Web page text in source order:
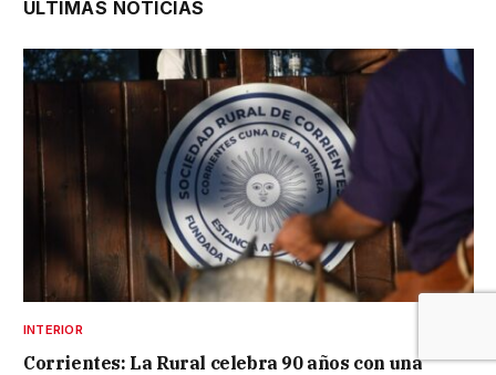
ÚLTIMAS NOTICIAS
INTERIOR
Corrientes: La Rural celebra 90 años con una